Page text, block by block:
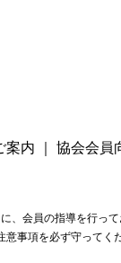
案内 ｜ 協会会員
、会員の指導を行って
事項を必ず守ってくだ